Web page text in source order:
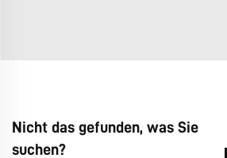
Nicht das gefunden, was Sie
suchen?